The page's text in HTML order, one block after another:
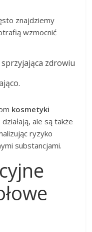
znajdziemy
wzmocnić
zdrowiu
kosmetyki
ale są także
ryzyko
substancjami.